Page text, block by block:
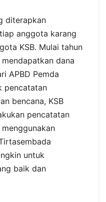
diterapkan
anggota karang
KSB. Mulai tahun
dana
APBD Pemda
pencatatan
bencana, KSB
pencatatan
untuk
baik dan